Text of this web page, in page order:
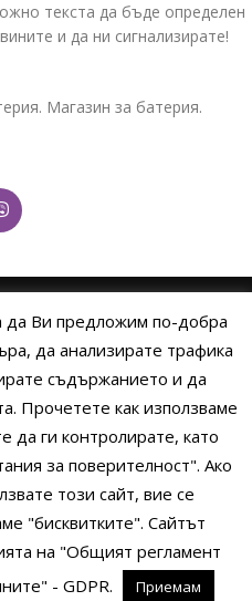
текста да бъде определен
и да ни сигнализирате!
Магазин за батерия.
УСЛОВИЯ И ПРАВИЛА
ЗА ПОВЕРИТЕЛНОСТ
— Developed by We Work With
да Ви предложим по-добра
да анализирате трафика
съдържанието и да
Прочетете как използваме
да ги контролирате, като
за поверителност". Ако
този сайт, вие се
"бисквитките". Сайтът
на "Общият регламент
- GDPR.
Приемам